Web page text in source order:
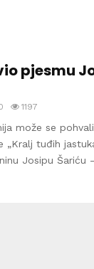
pjesmu
1197
može se
tuđih
Josipu Šariću